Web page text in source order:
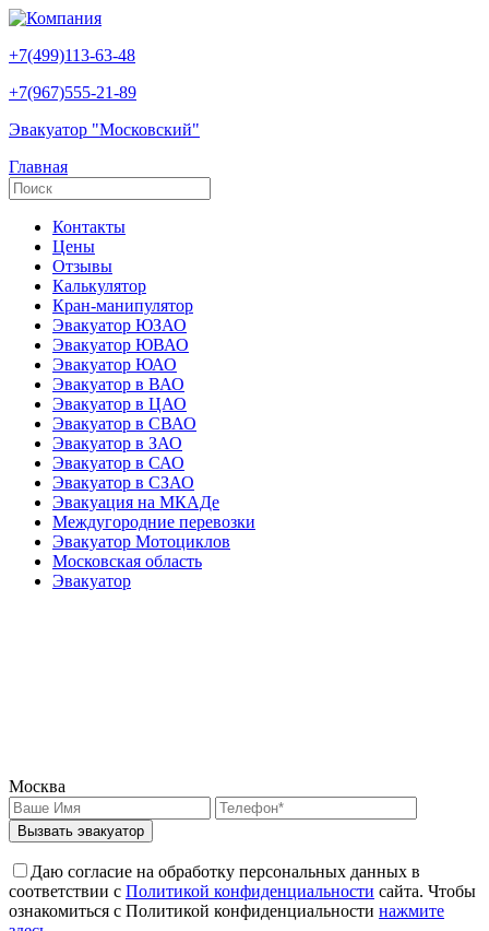
+7(499)113-63-48
+7(967)555-21-89
Эвакуатор "Московский"
Главная
Контакты
Цены
Отзывы
Калькулятор
Кран-манипулятор
Эвакуатор ЮЗАО
Эвакуатор ЮВАО
Эвакуатор ЮАО
Эвакуатор в ВАО
Эвакуатор в ЦАО
Эвакуатор в СВАО
Эвакуатор в ЗАО
Эвакуатор в САО
Эвакуатор в СЗАО
Эвакуация на МКАДе
Междугородние перевозки
Эвакуатор Мотоциклов
Московская область
Эвакуатор
Москва
Вызвать эвакуатор
Даю согласие на обработку персональных данных в
соответствии с Политикой конфиденциальности сайта. Чтобы
ознакомиться с Политикой конфиденциальности нажмите